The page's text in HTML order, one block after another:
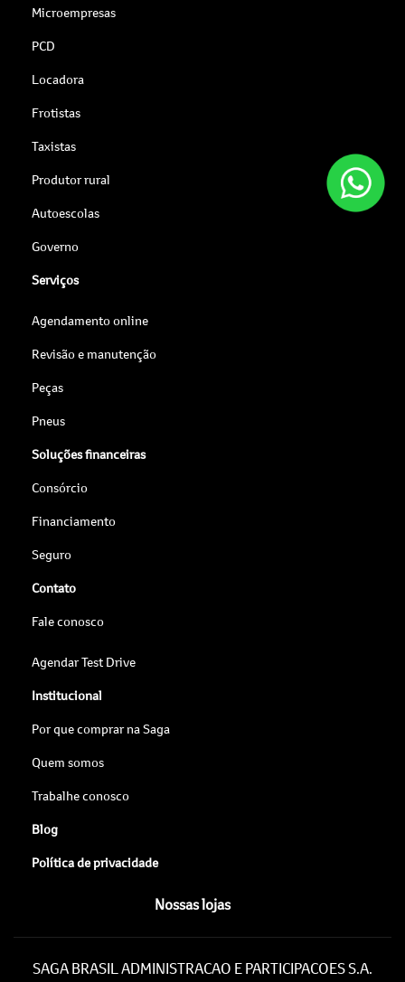
Microempresas
PCD
Locadora
Frotistas
Taxistas
Produtor rural
Autoescolas
Governo
Serviços
Agendamento online
Revisão e manutenção
Peças
Pneus
Soluções financeiras
Consórcio
Financiamento
Seguro
Contato
Fale conosco
Agendar Test Drive
Institucional
Por que comprar na Saga
Quem somos
Trabalhe conosco
Blog
Política de privacidade
Nossas lojas
SAGA BRASIL ADMINISTRACAO E PARTICIPACOES S.A.